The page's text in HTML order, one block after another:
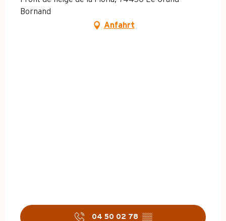
Bornand
Anfahrt
04 50 02 78 ▒▒